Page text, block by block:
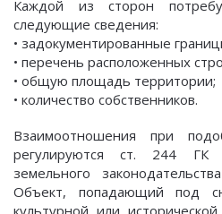
Каждой из сторон
следующие сведения:
• задокументированные
• перечень расположенных
• общую площадь территории;
• количество собственников.
Взаимоотношения при
регулируются ст. 244 ГК
земельного
Объект, попадающий под
культурной или